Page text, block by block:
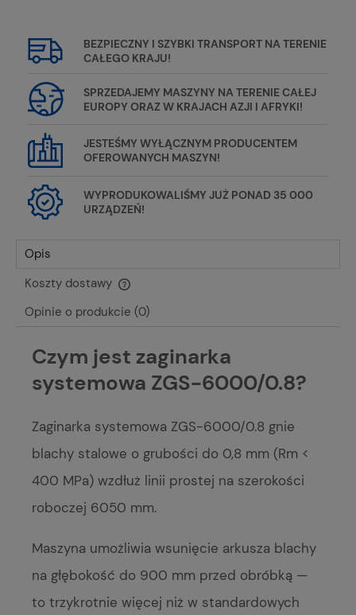
BEZPIECZNY I SZYBKI TRANSPORT NA TERENIE
CAŁEGO KRAJU!
SPRZEDAJEMY MASZYNY NA TERENIE CAŁEJ
EUROPY ORAZ W KRAJACH AZJI I AFRYKI!
JESTEŚMY WYŁĄCZNYM PRODUCENTEM
OFEROWANYCH MASZYN!
WYPRODUKOWALIŚMY JUŻ PONAD 35 000
URZĄDZEŃ!
Opis
Koszty dostawy
Cena nie zawiera ewentualnych kosztów płatności
Opinie o produkcie (0)
Czym jest zaginarka
systemowa ZGS-6000/0.8?
Zaginarka systemowa ZGS-6000/0.8 gnie
blachy stalowe o grubości do 0,8 mm (Rm <
400 MPa) wzdłuż linii prostej na szerokości
roboczej 6050 mm.
Maszyna umożliwia wsunięcie arkusza blachy
na głębokość do 900 mm przed obróbką —
to trzykrotnie więcej niż w standardowych